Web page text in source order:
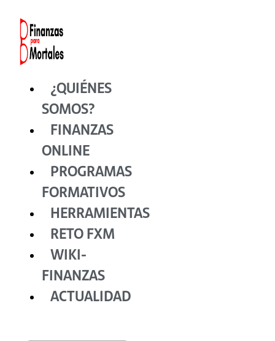
contenido
¿QUIÉNES
SOMOS?
FINANZAS
ONLINE
PROGRAMAS
FORMATIVOS
HERRAMIENTAS
RETO FXM
WIKI-
FINANZAS
ACTUALIDAD